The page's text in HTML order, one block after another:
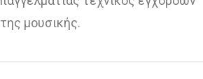
μουσικής.